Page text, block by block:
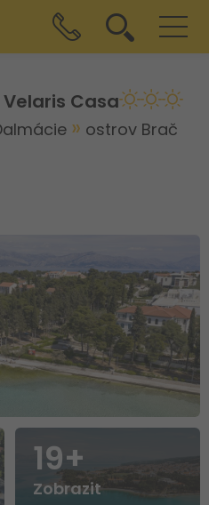
Casa
ostrov Brač
19+
Zobrazit